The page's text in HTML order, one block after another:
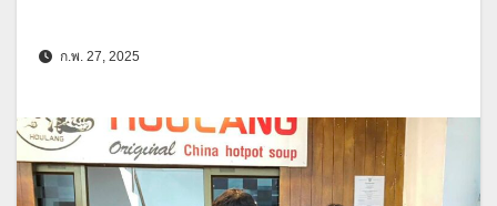
ก.พ. 27, 2025